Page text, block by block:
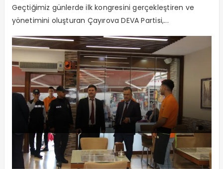
Geçtiğimiz günlerde ilk kongresini gerçekleştiren ve
yönetimini oluşturan Çayırova DEVA Partisi,...
Çayırova’da Dumansız Hava Sahası
Denetimleri